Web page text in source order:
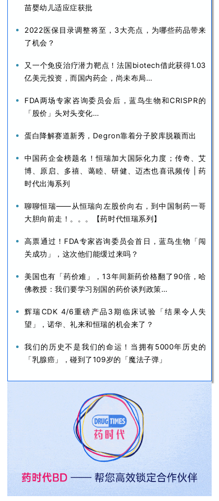
苗婴幼儿适应症获批
2022医保目录调整将至，3大亮点，为哪些药品带来
了机会？
又一个免疫治疗潜力靶点！法国biotech借此获得1.03
亿美元投资，而国内药企，尚未布局…
FDA两场专家咨询委员会后，蓝鸟生物和CRISPR的
「股价」头对头变化…
蛋白降解赛道新秀，Degron靠着分子胶库脱颖而出
中国药企金榜题名！恒瑞加大国际化力度；传奇、艾
博、原启、多禧、蔼睦、研健、迈杰也喜讯频传 | 药
时代出海系列
聊聊恒瑞——从恒瑞向左股价向右，到中国制药一哥
大胆向前走！。。。【药时代恒瑞系列】
高票通过！FDA专家咨询委员会首日，蓝鸟生物「闯
关成功」，这次他们能缓过来吗？
美国也有「药价难」，13年间新药价格翻了90倍，哈
佛教授：我们要学习别国的药价谈判政策…
辉瑞CDK 4/6重磅产品3期临床试验「结果令人失
望」，诺华、礼来和恒瑞的机会来了？
我们的历史不是我们的命运！当拥有5000年历史的
「乳腺癌」，碰到了109岁的「魔法子弹」